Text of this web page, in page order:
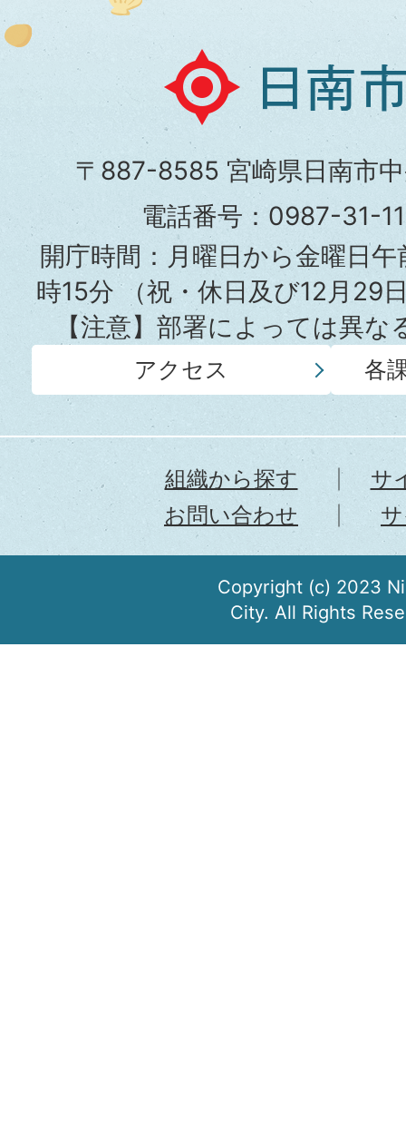
日
南
市
役
所
〒887-8585 宮崎県日南市
電話番号：0987-31-
開庁時間：月曜日から金曜日
時15分（祝・休日及び12月29
【注意】部署によっては異
アクセス 各
組織から探す
サ
お問い合わせ
Copyright (c) 2023
City. All Rights